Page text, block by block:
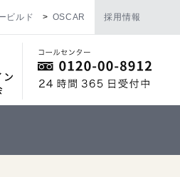
ビルド OSCAR 採用情報